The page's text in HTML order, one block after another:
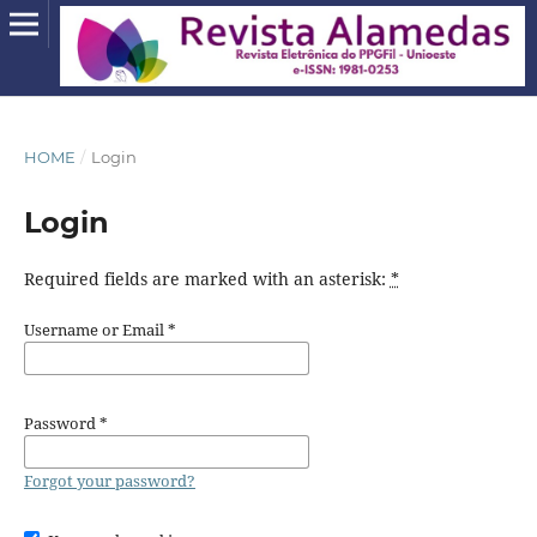
HOME / Login
Login
Required fields are marked with an asterisk: *
Username or Email*
Password*
Forgot your password?